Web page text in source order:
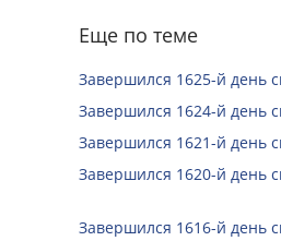
Еще по теме
Завершился 1625-й день
Завершился 1624-й день
Завершился 1621-й день
Завершился 1620-й день
Завершился 1616-й день